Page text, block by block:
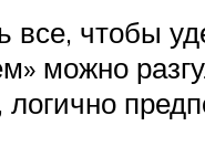
чтобы
можно